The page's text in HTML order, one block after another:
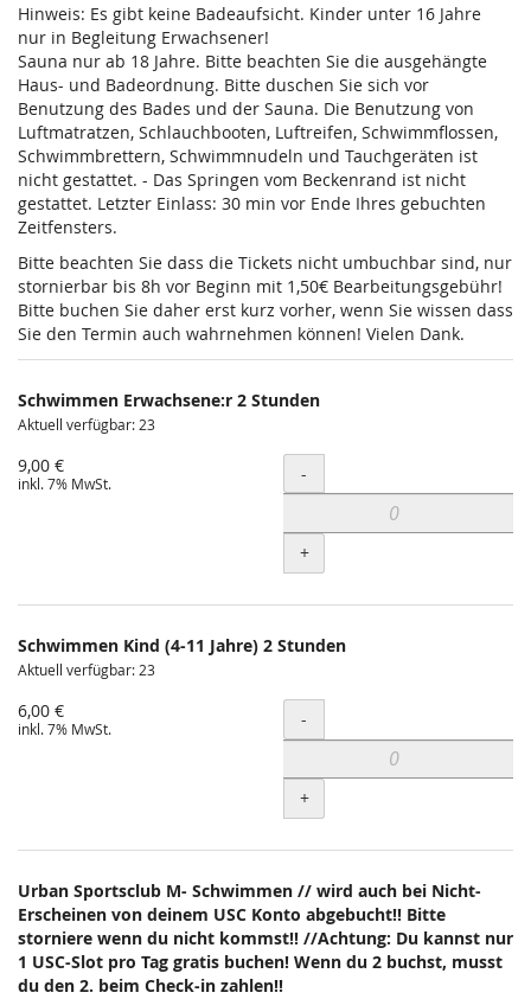
Hinweis: Es gibt keine Badeaufsicht. Kinder unter 16 Jahre
nur in Begleitung Erwachsener!
Sauna nur ab 18 Jahre. Bitte beachten Sie die ausgehängte
Haus- und Badeordnung. Bitte duschen Sie sich vor
Benutzung des Bades und der Sauna. Die Benutzung von
Luftmatratzen, Schlauchbooten, Luftreifen, Schwimmflossen,
Schwimmbrettern, Schwimmnudeln und Tauchgeräten ist
nicht gestattet. - Das Springen vom Beckenrand ist nicht
gestattet. Letzter Einlass: 30 min vor Ende Ihres gebuchten
Zeitfensters.
Bitte beachten Sie dass die Tickets nicht umbuchbar sind, nur
stornierbar bis 8h vor Beginn mit 1,50€ Bearbeitungsgebühr!
Bitte buchen Sie daher erst kurz vorher, wenn Sie wissen dass
Sie den Termin auch wahrnehmen können! Vielen Dank.
Schwimmen Erwachsene:r 2 Stunden
Aktuell verfügbar: 23
9,00 €
inkl. 7% MwSt. Menge
-
+
Schwimmen Kind (4-11 Jahre) 2 Stunden
Aktuell verfügbar: 23
6,00 €
inkl. 7% MwSt. Menge
-
+
Urban Sportsclub M- Schwimmen // wird auch bei Nicht-
Erscheinen von deinem USC Konto abgebucht!! Bitte
storniere wenn du nicht kommst!! //Achtung: Du kannst nur
1 USC-Slot pro Tag gratis buchen! Wenn du 2 buchst, musst
du den 2. beim Check-in zahlen!!